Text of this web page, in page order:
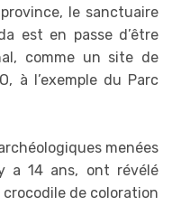
le sanctuaire
est en passe d’être
comme un site de
à l’exemple du Parc
menées
a 14 ans, ont révélé
crocodile de coloration